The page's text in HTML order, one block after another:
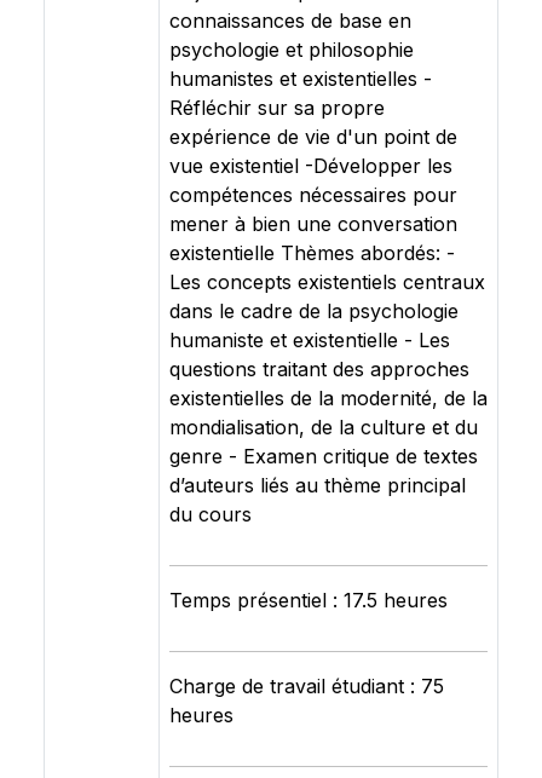
connaissances de base en
psychologie et philosophie
humanistes et existentielles -
Réfléchir sur sa propre
expérience de vie d'un point de
vue existentiel -Développer les
compétences nécessaires pour
mener à bien une conversation
existentielle Thèmes abordés: -
Les concepts existentiels centraux
dans le cadre de la psychologie
humaniste et existentielle - Les
questions traitant des approches
existentielles de la modernité, de la
mondialisation, de la culture et du
genre - Examen critique de textes
d’auteurs liés au thème principal
du cours
Temps présentiel : 17.5 heures
Charge de travail étudiant : 75
heures